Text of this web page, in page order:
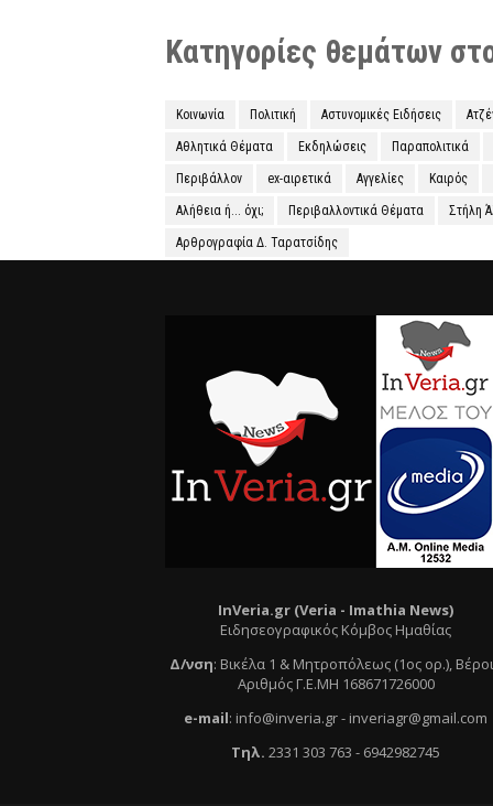
Κατηγορίες θεμάτων
Κοινωνία Πολιτική Αστυνομικές Ειδήσεις
Αθλητικά Θέματα Εκδηλώσεις Παραπολιτικά
Περιβάλλον ex-αιρετικά Αγγελίες Καιρός
Αλήθεια ή... όχι; Περιβαλλοντικά Θέματα Στήλη
Αρθρογραφία Δ. Ταρατσίδης
InVeria.gr (Veria - Ιmathia News)
Ειδησεογραφικός Κόμβος Ημαθίας
Δ/νση: Βικέλα 1 & Μητροπόλεως (1ος ορ.),
Αριθμός Γ.Ε.ΜΗ 168671726000
e-mail: info@inveria.gr- inveriagr@gmail.com
Τηλ. 2331 303 763 - 6942982745